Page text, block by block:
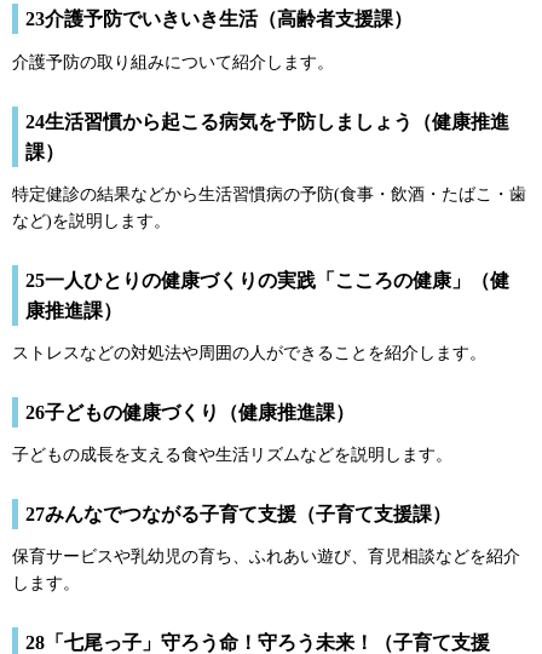
23介護予防でいきいき生活（高齢者支援課）
介護予防の取り組みについて紹介します。
24生活習慣から起こる病気を予防しましょう（健康推進
課）
特定健診の結果などから生活習慣病の予防(食事・飲酒・たばこ・歯
など)を説明します。
25一人ひとりの健康づくりの実践「こころの健康」（健
康推進課）
ストレスなどの対処法や周囲の人ができることを紹介します。
26子どもの健康づくり（健康推進課）
子どもの成長を支える食や生活リズムなどを説明します。
27みんなでつながる子育て支援（子育て支援課）
保育サービスや乳幼児の育ち、ふれあい遊び、育児相談などを紹介
します。
28「七尾っ子」守ろう命！守ろう未来！（子育て支援